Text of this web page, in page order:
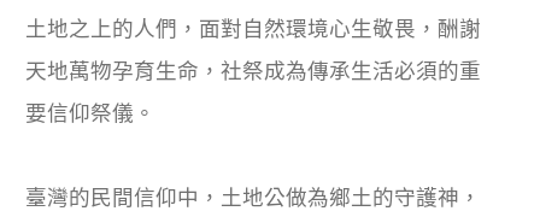
土地之上的人們，面對自然環境心生敬畏，酬謝
天地萬物孕育生命，社祭成為傳承生活必須的重
要信仰祭儀。
臺灣的民間信仰中，土地公做為鄉土的守護神，